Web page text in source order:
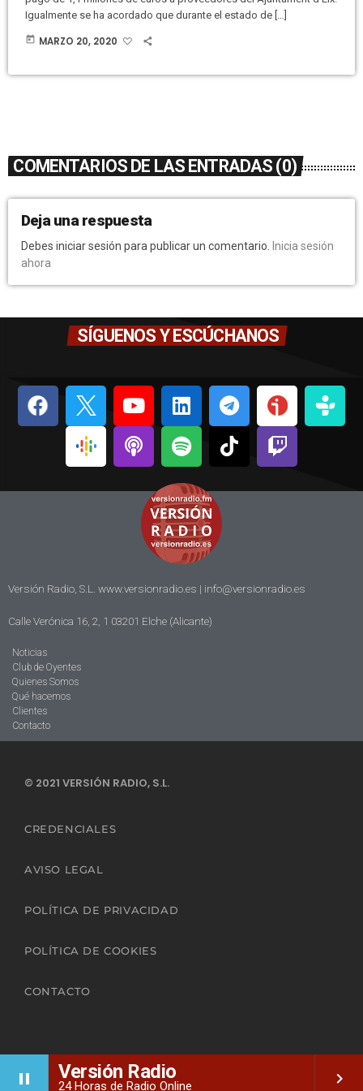
pause Versión Radio
24 Horas de Radio Online keyboard_arrow_right
Igualmente se ha acordado que durante el estado de […]
today MARZO 20, 2020
COMENTARIOS DE LAS ENTRADAS (0)
Deja una respuesta
Debes iniciar sesión para publicar un comentario.
Inicia sesión
ahora
SÍGUENOS Y ESCÚCHANOS
Versión Radio, S.L. www.versionradio.es | info@versionradio.es
Calle Verónica 16, 2, 1 03201 Elche (Alicante)
Noticias
Club de Oyentes
Quienes Somos
Qué hacemos
Clientes
Contacto
© 2021 VERSIÓN RADIO, S.L.
CREDENCIALES
AVISO LEGAL
POLÍTICA DE PRIVACIDAD
POLÍTICA DE COOKIES
CONTACTO